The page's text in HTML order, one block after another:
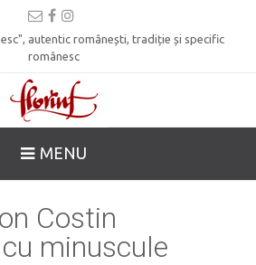
autentic românești, tradiție și specific
românesc
MENU
Costin
minuscule